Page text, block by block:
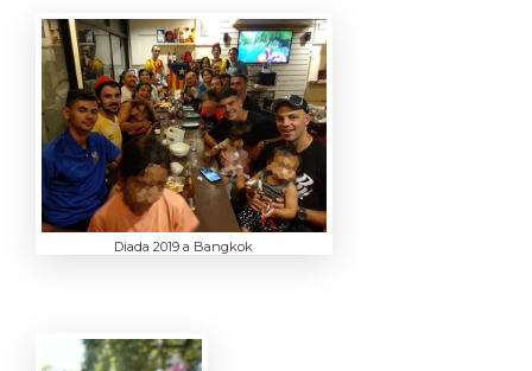
Diada 2019 a Bangkok